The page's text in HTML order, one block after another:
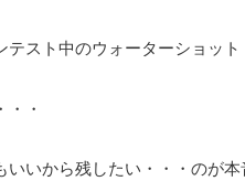
スト中のウォーターショット
・
いから残したい・・・のが本